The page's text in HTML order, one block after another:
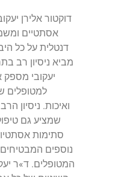
דוקטור אלירן
אסתטיים
דנטלית על כל
מביא ניסיון רב
יעקובי מספק
למטופלים
ואיכות. ניסיון
שמציע גם
סתימות
נוספים
המטופלים. ד»ר